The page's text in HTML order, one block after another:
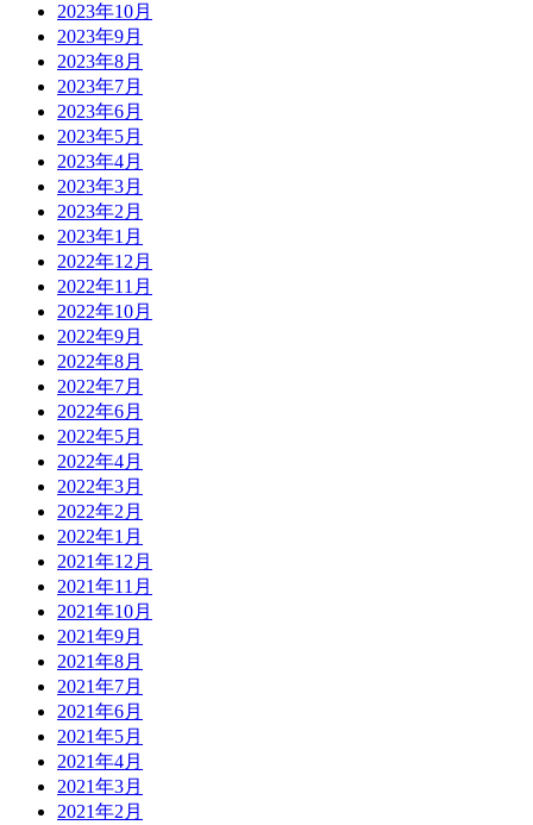
2023年10月
2023年9月
2023年8月
2023年7月
2023年6月
2023年5月
2023年4月
2023年3月
2023年2月
2023年1月
2022年12月
2022年11月
2022年10月
2022年9月
2022年8月
2022年7月
2022年6月
2022年5月
2022年4月
2022年3月
2022年2月
2022年1月
2021年12月
2021年11月
2021年10月
2021年9月
2021年8月
2021年7月
2021年6月
2021年5月
2021年4月
2021年3月
2021年2月